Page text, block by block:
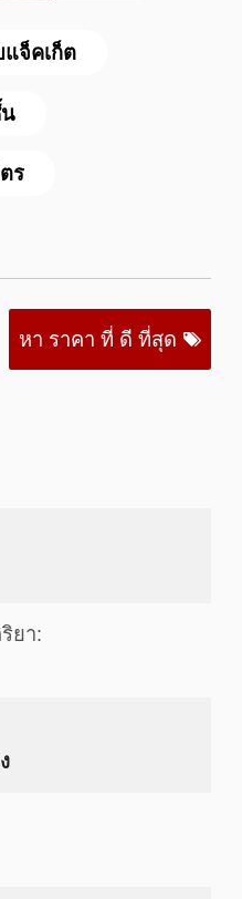
จ็คเก็ต
ร
หา ราคา ที่ ดี ที่สุด
ยา: